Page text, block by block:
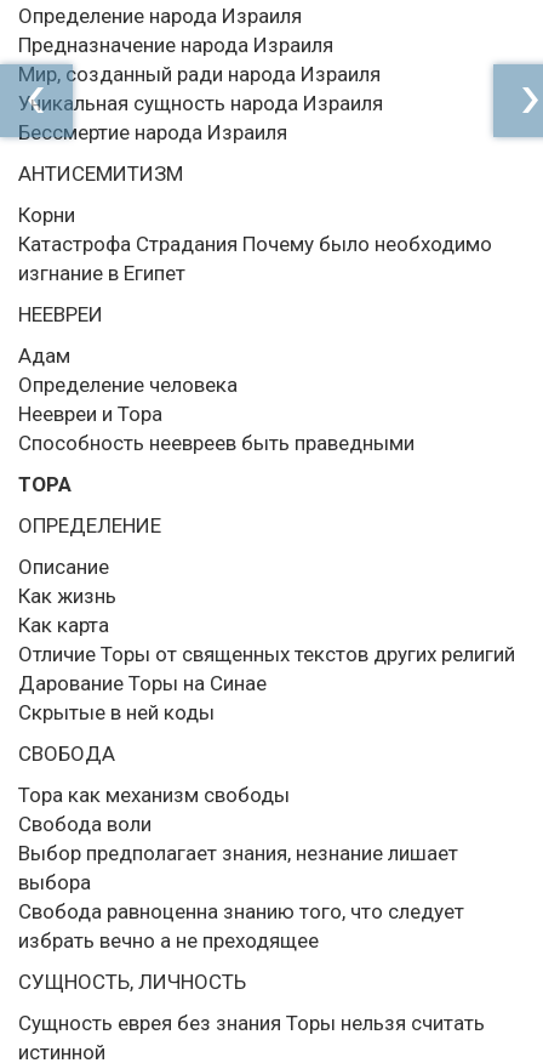
Определение народа Израиля
Предназначение народа Израиля
Мир, созданный ради народа Израиля
Уникальная сущность народа Израиля
Бессмертие народа Израиля
АНТИСЕМИТИЗМ
Корни
Катастрофа Страдания Почему было необходимо
изгнание в Египет
НЕЕВРЕИ
Адам
Определение человека
Неевреи и Тора
Способность неевреев быть праведными
ТОРА
ОПРЕДЕЛЕНИЕ
Описание
Как жизнь
Как карта
Отличие Торы от священных текстов других религий
Дарование Торы на Синае
Скрытые в ней коды
СВОБОДА
Тора как механизм свободы
Свобода воли
Выбор предполагает знания, незнание лишает
выбора
Свобода равноценна знанию того, что следует
избрать вечно а не преходящее
СУЩНОСТЬ, ЛИЧНОСТЬ
Сущность еврея без знания Торы нельзя считать
истинной